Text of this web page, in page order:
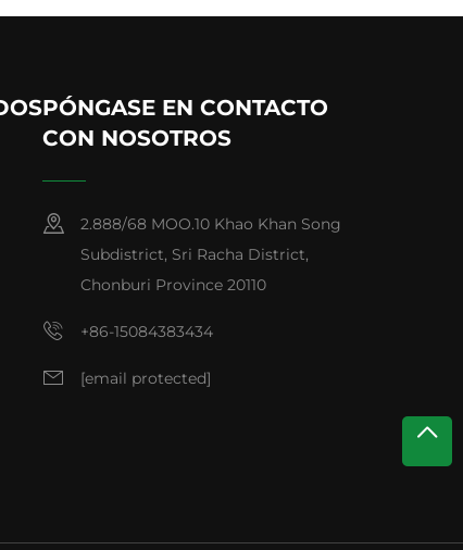
PÓNGASE EN CONTACTO
CON NOSOTROS
2.888/68 MOO.10 Khao Khan Song
Subdistrict, Sri Racha District,
Chonburi Province 20110
+86-15084383434
[email protected]